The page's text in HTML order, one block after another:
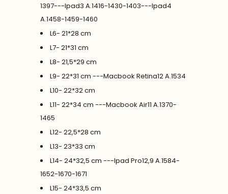
1397---Ipad3 A.1416-1430-1403---Ipad4
A.1458-1459-1460
L6- 21*28 cm
L7- 21*31 cm
L8- 21,5*29 cm
L9- 22*31 cm ---Macbook Retina12 A.1534
L10- 22*32 cm
L11- 22*34 cm ---Macbook Air11 A.1370-
1465
L12- 22,5*28 cm
L13- 23*33 cm
L14- 24*32,5 cm ---Ipad Pro12,9 A.1584-
1652-1670-1671
L15- 24*33,5 cm